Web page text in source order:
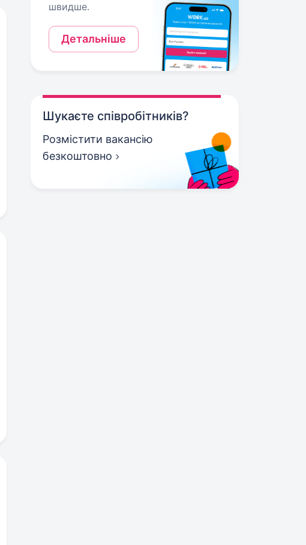
швидше.
Детальніше
Шукаєте співробітників?
Розмістити вакансію
безкоштовно